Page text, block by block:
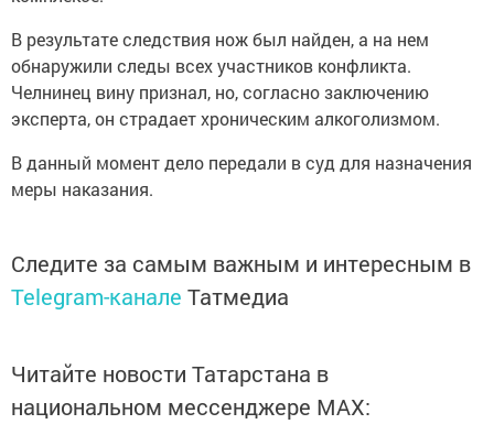
В результате следствия нож был найден, а на нем
обнаружили следы всех участников конфликта.
Челнинец вину признал, но, согласно заключению
эксперта, он страдает хроническим алкоголизмом.
В данный момент дело передали в суд для назначения
меры наказания.
Следите за самым важным и интересным в
Telegram-канале Татмедиа
Читайте новости Татарстана в
национальном мессенджере MАХ: